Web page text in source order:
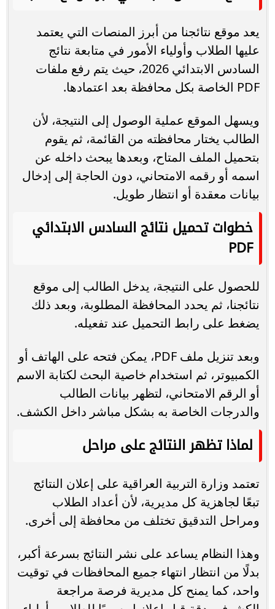
يعد موقع نتائجنا من أبرز المنصات التي يعتمد
عليها الطلاب وأولياء الأمور في متابعة نتائج
السادس الابتدائي 2026، حيث يتم رفع ملفات
PDF الخاصة بكل محافظة بعد اعتمادها.
ويسهل الموقع عملية الوصول إلى النتيجة، لأن
الطالب يختار محافظته من القائمة، ثم يقوم
بتحميل الملف المتاح، وبعدها يبحث داخله عن
اسمه أو رقمه الامتحاني، دون الحاجة إلى إدخال
بيانات معقدة أو انتظار طويل.
خطوات تحميل نتائج السادس الابتدائي
PDF
للحصول على النتيجة، يدخل الطالب إلى موقع
نتائجنا، ثم يحدد المحافظة المطلوبة، وبعد ذلك
يضغط على رابط التحميل عند تفعيله.
وبعد تنزيل ملف PDF، يمكن فتحه على الهاتف أو
الكمبيوتر، ثم استخدام خاصية البحث لكتابة الاسم
أو الرقم الامتحاني، لتظهر بيانات الطالب
والدرجات الخاصة به بشكل مباشر داخل الكشف.
لماذا تظهر النتائج على مراحل
تعتمد وزارة التربية العراقية على إعلان النتائج
تبعًا لجاهزية كل مديرية، لأن أعداد الطلاب
ومراحل التدقيق تختلف من محافظة إلى أخرى.
وهذا النظام يساعد على نشر النتائج بسرعة أكبر،
بدلًا من انتظار انتهاء جميع المحافظات في توقيت
واحد، كما يمنح كل مديرية فرصة مراجعة